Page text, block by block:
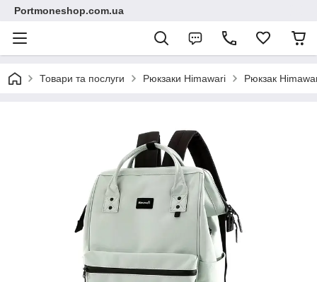
Portmoneshop.com.ua
Товари та послуги Рюкзаки Himawari Рюкзак